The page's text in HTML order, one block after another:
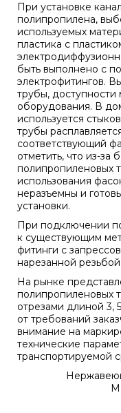
При установке
полипропилена,
используемых
пластика с
быть выполнено с
электрофитингов.
трубы, доступности
оборудования. В
используется
трубы
соответствующий
отметить, что из-за
полипропиленовых
использования
неразъемны и
установки.
При подключении
к существующим
фитинги с
нарезанной резьбой.
На рынке
полипропиленовых
отрезами длиной 3,
от требований
внимание на
технические
транспортируемой